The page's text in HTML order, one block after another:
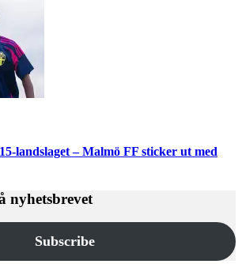
landslaget – Malmö FF sticker ut med
nyhetsbrevet
Subscribe